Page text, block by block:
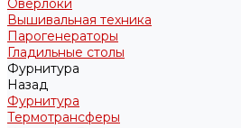
Оверлоки
Вышивальная техника
Парогенераторы
Гладильные столы
Фурнитура
Назад
Фурнитура
Термотрансферы